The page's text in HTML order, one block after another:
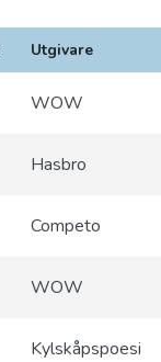
Utgivare
WOW
Hasbro
Competo
WOW
Kylskåpspoesi